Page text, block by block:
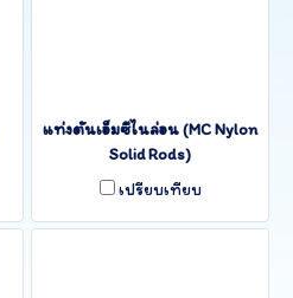
แท่งตันเอ็มซีไนล่อน (MC Nylon
Solid Rods)
เปรียบเทียบ